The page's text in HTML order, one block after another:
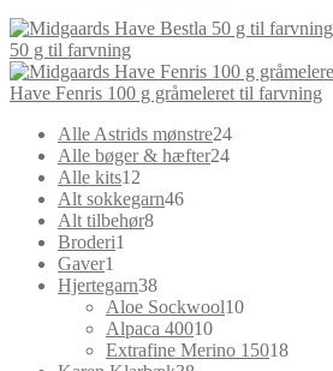
50 g til farvning
Have Fenris 100 g gråmeleret til farvning
Alle Astrids mønstre2424
Alle bøger & hæfter2424
Alle kits12
varer
Alt sokkegarn4646
Alt tilbehør88
Broderi1
Gaver1
vare
Hjertegarn3838
varer
Aloe Sockwool1010
Alpaca 4001010
varer
Extrafine Merino 1501818